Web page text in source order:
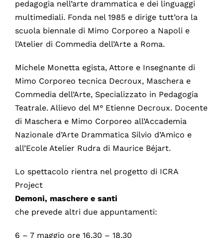
pedagogia nell’arte drammatica e dei linguaggi
multimediali. Fonda nel 1985 e dirige tutt’ora la
scuola biennale di Mimo Corporeo a Napoli e
l’Atelier di Commedia dell’Arte a Roma.
Michele Monetta egista, Attore e Insegnante di
Mimo Corporeo tecnica Decroux, Maschera e
Commedia dell’Arte, Specializzato in Pedagogia
Teatrale. Allievo del M° Etienne Decroux. Docente
di Maschera e Mimo Corporeo all’Accademia
Nazionale d’Arte Drammatica Silvio d’Amico e
all’Ecole Atelier Rudra di Maurice Béjart.
Lo spettacolo rientra nel progetto di ICRA
Project
Demoni, maschere e santi
che prevede altri due appuntamenti:
6 – 7 maggio ore 16.30 – 18.30